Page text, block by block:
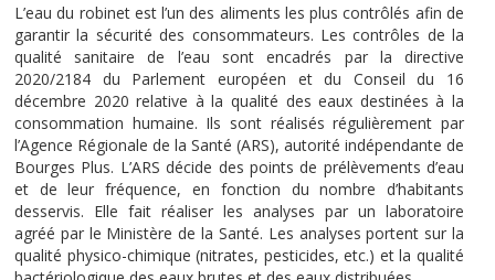
L’eau du robinet est l’un des aliments les plus contrôlés afin de
garantir la sécurité des consommateurs. Les contrôles de la
qualité sanitaire de l’eau sont encadrés par la directive
2020/2184 du Parlement européen et du Conseil du 16
décembre 2020 relative à la qualité des eaux destinées à la
consommation humaine. Ils sont réalisés régulièrement par
l’Agence Régionale de la Santé (ARS), autorité indépendante de
Bourges Plus. L’ARS décide des points de prélèvements d’eau
et de leur fréquence, en fonction du nombre d’habitants
desservis. Elle fait réaliser les analyses par un laboratoire
agréé par le Ministère de la Santé. Les analyses portent sur la
qualité physico-chimique (nitrates, pesticides, etc.) et la qualité